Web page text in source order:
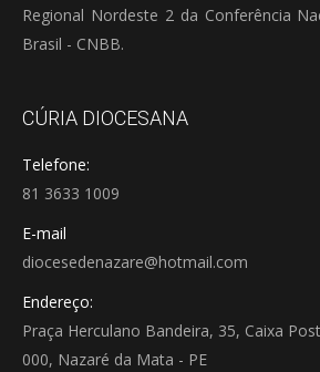
Regional Nordeste 2 da Conferência
Brasil - CNBB.
CÚRIA DIOCESANA
Telefone:
81 3633 1009
E-mail
diocesedenazare@hotmail.com
Endereço:
Praça Herculano Bandeira, 35, Caixa
000, Nazaré da Mata - PE